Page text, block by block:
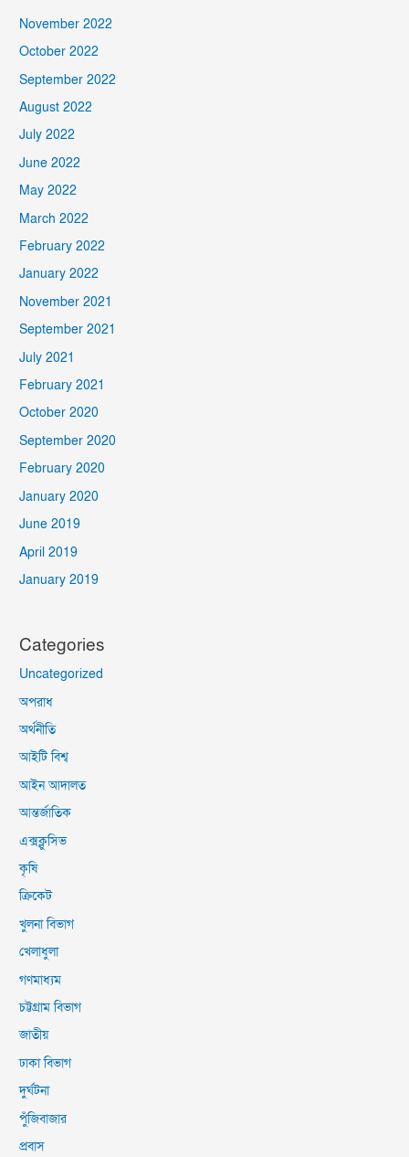
November 2022
October 2022
September 2022
August 2022
July 2022
June 2022
May 2022
March 2022
February 2022
January 2022
November 2021
September 2021
July 2021
February 2021
October 2020
September 2020
February 2020
January 2020
June 2019
April 2019
January 2019
Categories
Uncategorized
অপরাধ
অর্থনীতি
আইটি বিশ্ব
আইন আদালত
আন্তর্জাতিক
এক্সক্লুসিভ
কৃষি
ক্রিকেট
খুলনা বিভাগ
খেলাধুলা
গণমাধ্যম
চট্টগ্রাম বিভাগ
জাতীয়
ঢাকা বিভাগ
দুর্ঘটনা
পুঁজিবাজার
প্রবাস